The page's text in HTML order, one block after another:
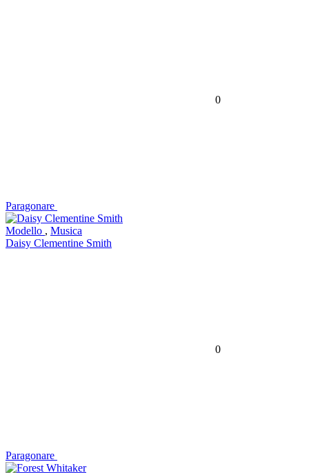
0
Paragonare
Modello , Musica
Daisy Clementine Smith
0
Paragonare